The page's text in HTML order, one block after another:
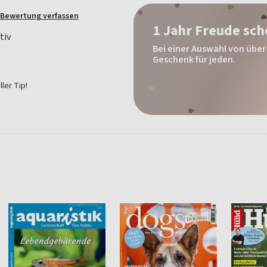
verfassen
Tip!
1 Jahr Freude
Bei einer Auswahl von
Geschenk für jeden.